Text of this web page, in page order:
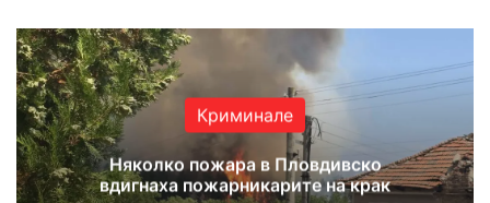
Криминале
Няколко пожара в Пловдивско
вдигнаха пожарникарите на крак